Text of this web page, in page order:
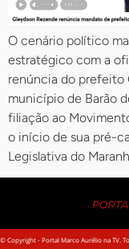
O cenário político
estratégico com a
renúncia do prefeito
município de Barão
filiação ao
o início de sua pré-
Legislativa do
© Copyright - Portal Marco Aurélio na TV.